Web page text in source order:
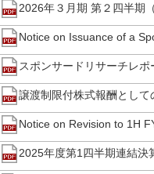
2026年３月期 第２四半期
Notice on Issuance of a
スポンサードリサーチレ
譲渡制限付株式報酬とし
Notice on Revision to 1H
2025年度第1四半期連結決